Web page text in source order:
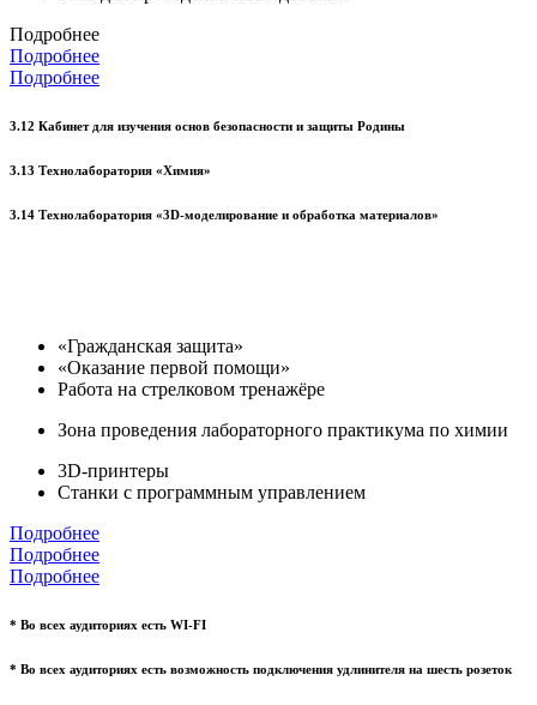
Подробнее
Подробнее
Подробнее
3.12 Кабинет для изучения основ безопасности и защиты Родины
3.13 Технолаборатория «Химия»
3.14 Технолаборатория «3D-моделирование и обработка материалов»
«Гражданская защита»
«Оказание первой помощи»
Работа на стрелковом тренажёре
Зона проведения лабораторного практикума по химии
3D-принтеры
Станки с программным управлением
Подробнее
Подробнее
Подробнее
* Во всех аудиториях есть WI-FI
* Во всех аудиториях есть возможность подключения удлинителя на шесть розеток